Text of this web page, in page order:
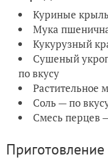
Куриные
Мука
Кукурузный
Сушеный
по вкусу
Растительное
Соль — по
Смесь перцев
Приготовление